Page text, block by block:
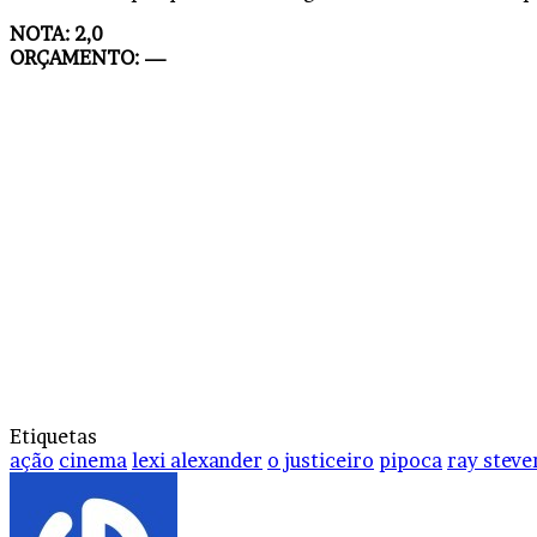
NOTA: 2,0
ORÇAMENTO: —
Etiquetas
ação cinema lexi alexander o justiceiro pipoca ray